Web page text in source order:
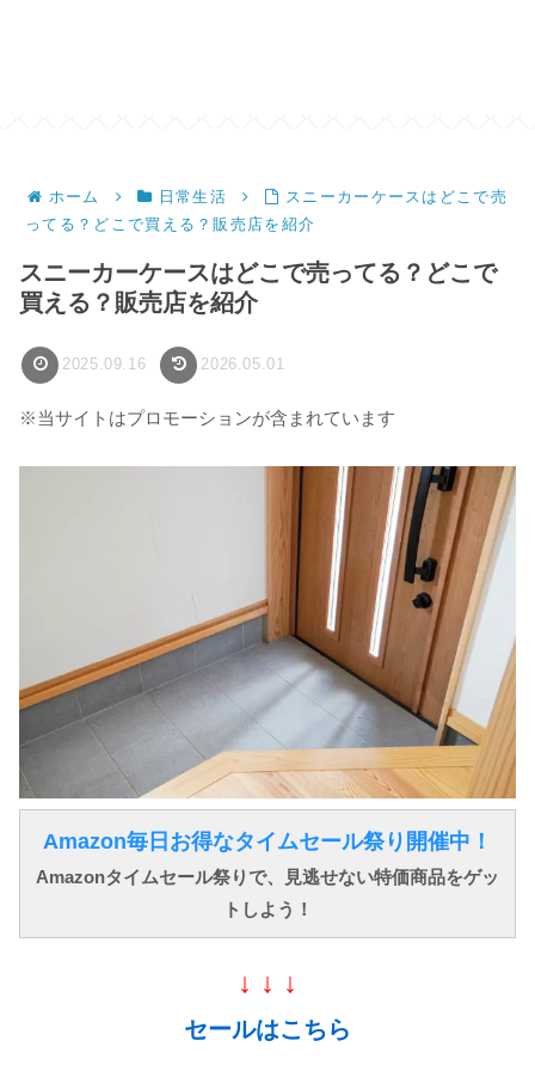
ホーム 日常生活
スニーカーケースはどこで売
ってる？どこで買える？販売店を紹介
スニーカーケースはどこで売ってる？どこで
買える？販売店を紹介
2025.09.16 2026.05.01
※当サイトはプロモーションが含まれています
Amazon毎日お得なタイムセール祭り開催中！
Amazonタイムセール祭りで、見逃せない特価商品をゲッ
トしよう！
↓ ↓ ↓
セールはこちら